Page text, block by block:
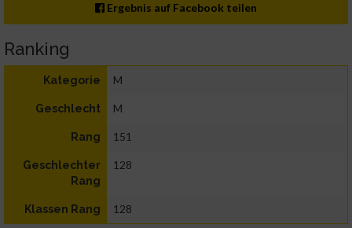
Ergebnis auf Facebook teilen
Ranking
Kategorie M
Geschlecht M
Rang 151
Geschlechter
Rang
128
Klassen Rang 128